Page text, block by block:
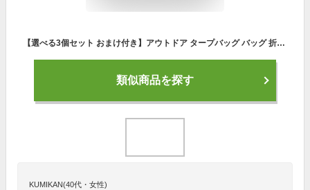
【選べる3個セット おまけ付き】アウトドア タープバッグ バッグ 折りたためる 防水 バケツ 防災グッズ キャンプ用品 釣り サーフィン テントサウナ ゴミ箱 ランドリーバッグ 収納 [ NEW MAGIC WAND タープバッグ ] NMW-TBG25
類似商品を探す
KUMIKAN(40代・女性)